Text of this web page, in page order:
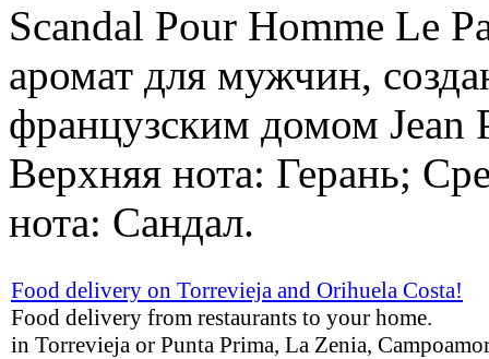
Scandal Pour Homme Le
аромат для мужчин,
французским домом Jean
Верхняя нота: Герань;
нота: Сандал.
Food delivery on Torrevieja and Orihuela Costa!
Food delivery from restaurants to your home.
in Torrevieja or Punta Prima, La Zenia,